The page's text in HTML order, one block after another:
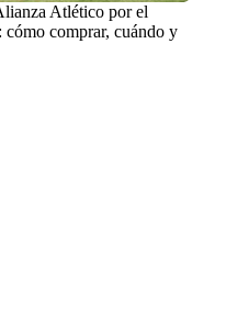
Atlético por el
comprar, cuándo y